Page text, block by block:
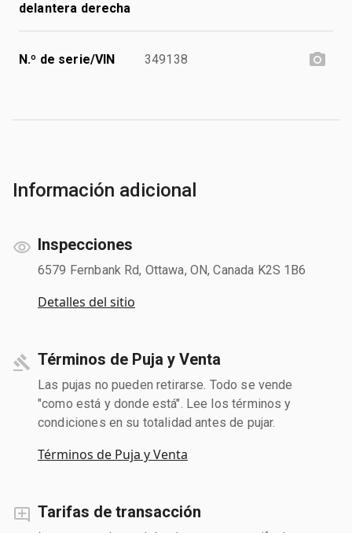
delantera derecha
N.º de serie/VIN 349138
Información adicional
Inspecciones
6579 Fernbank Rd, Ottawa, ON, Canada K2S 1B6
Detalles del sitio
Términos de Puja y Venta
Las pujas no pueden retirarse. Todo se vende
"como está y donde está". Lee los términos y
condiciones en su totalidad antes de pujar.
Términos de Puja y Venta
Tarifas de transacción